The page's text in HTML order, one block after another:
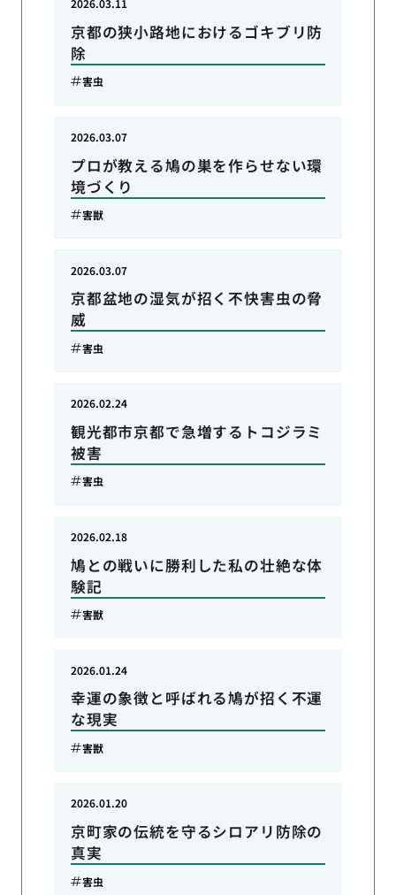
京都の狭小路地におけるゴキブリ防
除
2026.03.11
害虫
プロが教える鳩の巣を作らせない環
境づくり
2026.03.07
害獣
京都盆地の湿気が招く不快害虫の脅
威
2026.03.07
害虫
観光都市京都で急増するトコジラミ
被害
2026.02.24
害虫
鳩との戦いに勝利した私の壮絶な体
験記
2026.02.18
害獣
幸運の象徴と呼ばれる鳩が招く不運
な現実
2026.01.24
害獣
京町家の伝統を守るシロアリ防除の
真実
2026.01.20
害虫